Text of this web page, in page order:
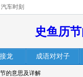
汽车时刻
史鱼历
龙 成语对对子
的意思及详解